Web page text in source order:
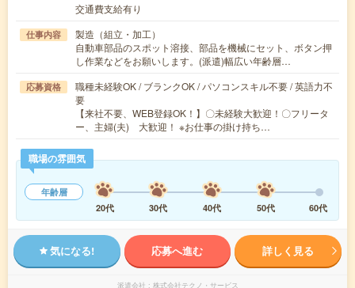
交通費支給有り
仕事内容
製造（組立・加工）
自動車部品のスポット溶接、部品を機械にセット、ボタン押
し作業などをお願いします。(派遣)幅広い年齢層…
応募資格
職種未経験OK / ブランクOK / パソコンスキル不要 / 英語力不
要
【来社不要、WEB登録OK！】〇未経験大歓迎！〇フリータ
ー、主婦(夫) 大歓迎！ ※お仕事の掛け持ち…
職場の雰囲気
年齢層
20代
30代 40代 50代 60代
気になる! 応募へ進む 詳しく見る
派遣会社 株式会社テクノ・サービス